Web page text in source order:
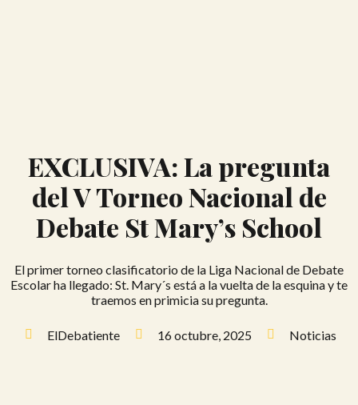
EXCLUSIVA: La pregunta
del V Torneo Nacional de
Debate St Mary’s School
El primer torneo clasificatorio de la Liga Nacional de Debate
Escolar ha llegado: St. Mary´s está a la vuelta de la esquina y te
traemos en primicia su pregunta.
ElDebatiente 16 octubre, 2025 Noticias